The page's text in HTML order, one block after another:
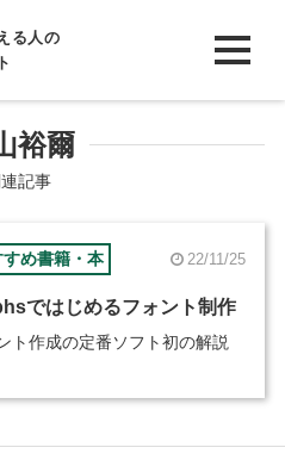
る人の
裕爾
記事
すめ書籍・本 22/11/25
ではじめるフォント制作
ト作成の定番ソフト初の解説